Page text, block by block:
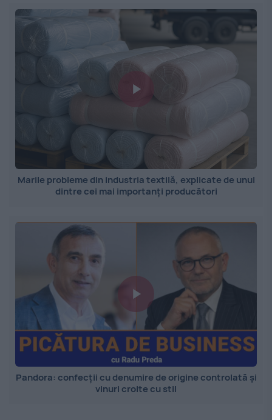
Marile probleme din industria textilă, explicate de unul
dintre cei mai importanți producători
Pandora: confecții cu denumire de origine controlată și
vinuri croite cu stil